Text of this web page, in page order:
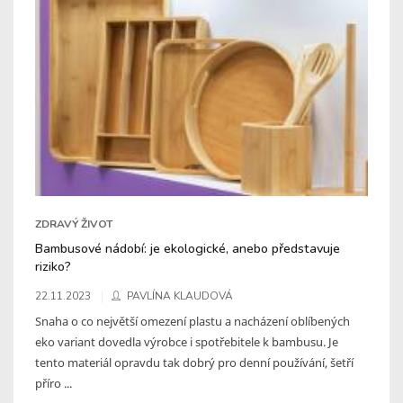
ZDRAVÝ ŽIVOT
Bambusové nádobí: je ekologické, anebo představuje
riziko?
22.11.2023 PAVLÍNA KLAUDOVÁ
Snaha o co největší omezení plastu a nacházení oblíbených
eko variant dovedla výrobce i spotřebitele k bambusu. Je
tento materiál opravdu tak dobrý pro denní používání, šetří
příro ...